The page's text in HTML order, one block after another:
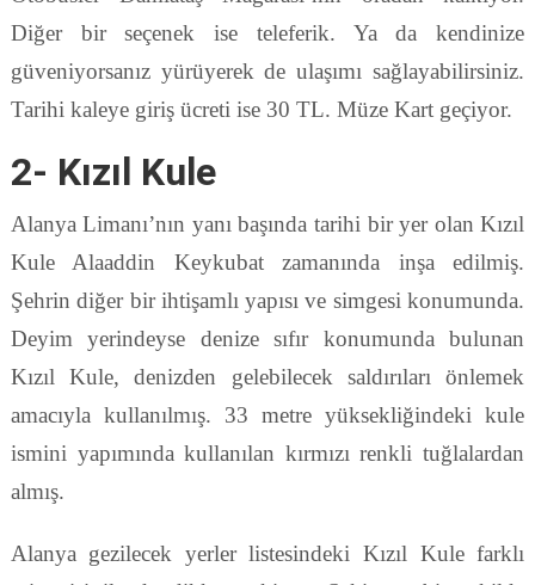
Diğer bir seçenek ise teleferik. Ya da kendinize
güveniyorsanız yürüyerek de ulaşımı sağlayabilirsiniz.
Tarihi kaleye giriş ücreti ise 30 TL. Müze Kart geçiyor.
2- Kızıl Kule
Alanya Limanı’nın yanı başında tarihi bir yer olan Kızıl
Kule Alaaddin Keykubat zamanında inşa edilmiş.
Şehrin diğer bir ihtişamlı yapısı ve simgesi konumunda.
Deyim yerindeyse denize sıfır konumunda bulunan
Kızıl Kule, denizden gelebilecek saldırıları önlemek
amacıyla kullanılmış. 33 metre yüksekliğindeki kule
ismini yapımında kullanılan kırmızı renkli tuğlalardan
almış.
Alanya gezilecek yerler listesindeki Kızıl Kule farklı